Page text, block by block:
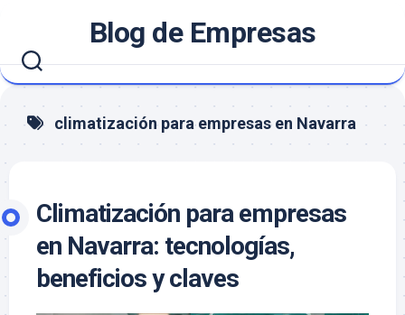
contenido
Blog de Empresas
climatización para empresas en Navarra
Climatización para empresas
en Navarra: tecnologías,
beneficios y claves